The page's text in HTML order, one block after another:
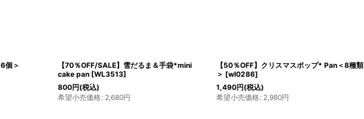
個＞
【70％OFF/SALE】雪だるま＆手袋*mini
cake pan [WL3513]
800円(税込)
希望小売価格: 2,680円
【50％OFF】クリスマスポップ* Pan＜8種類
＞ [wl0286]
1,490円(税込)
希望小売価格: 2,980円